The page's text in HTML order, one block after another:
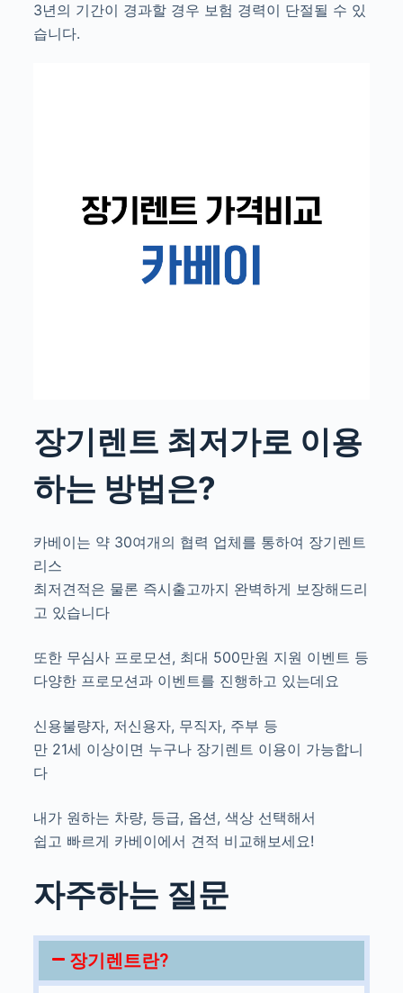
3년의 기간이 경과할 경우 보험 경력이 단절될 수 있
습니다.
장기렌트 최저가로 이용
하는 방법은?
카베이는 약 30여개의 협력 업체를 통하여 장기렌트
리스
최저견적은 물론 즉시출고까지 완벽하게 보장해드리
고 있습니다
또한 무심사 프로모션, 최대 500만원 지원 이벤트 등
다양한 프로모션과 이벤트를 진행하고 있는데요
신용불량자, 저신용자, 무직자, 주부 등
만 21세 이상이면 누구나 장기렌트 이용이 가능합니
다
내가 원하는 차량, 등급, 옵션, 색상 선택해서
쉽고 빠르게 카베이에서 견적 비교해보세요!
자주하는 질문
장기렌트란?